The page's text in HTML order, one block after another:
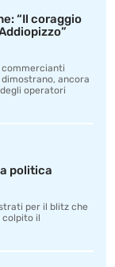
“Il coraggio
commercianti
ancora
operatori
politica
per il blitz che
colpito il